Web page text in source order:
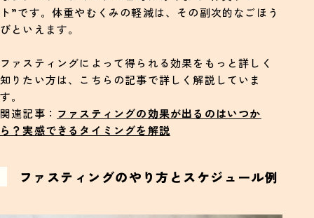
ト”です。体重やむくみの軽減は、その副次的なごほう
びといえます。
ファスティングによって得られる効果をもっと詳しく
知りたい方は、こちらの記事で詳しく解説していま
す。
関連記事： ファスティングの効果が出るのはいつか
ら？実感できるタイミングを解説
ファスティングのやり方とスケジュール例